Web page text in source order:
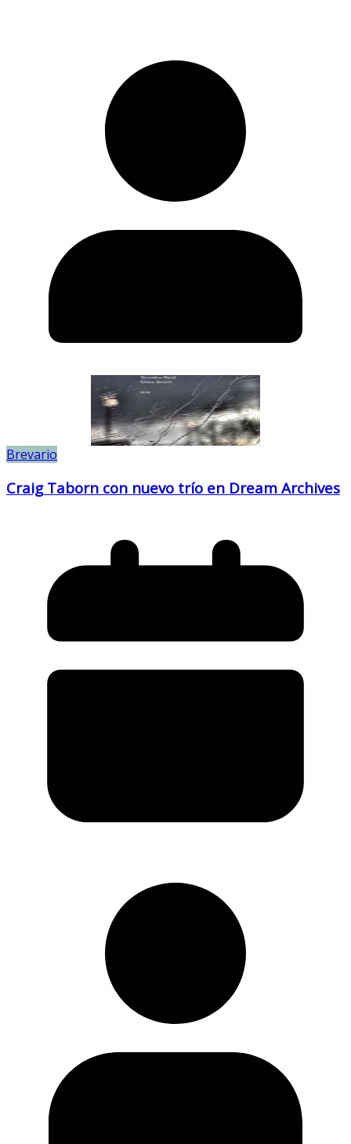
Brevario
Craig Taborn con nuevo trío en Dream Archives